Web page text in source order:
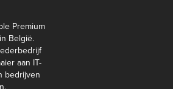
Premium
België.
aan IT-
bedrijven